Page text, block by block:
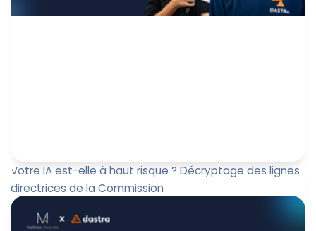
Votre IA est-elle à haut risque ? Décryptage des lignes
directrices de la Commission
Rejoignez Dastra pour une session pratique et